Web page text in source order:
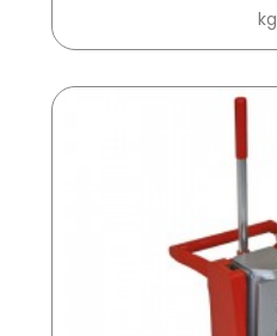
kg